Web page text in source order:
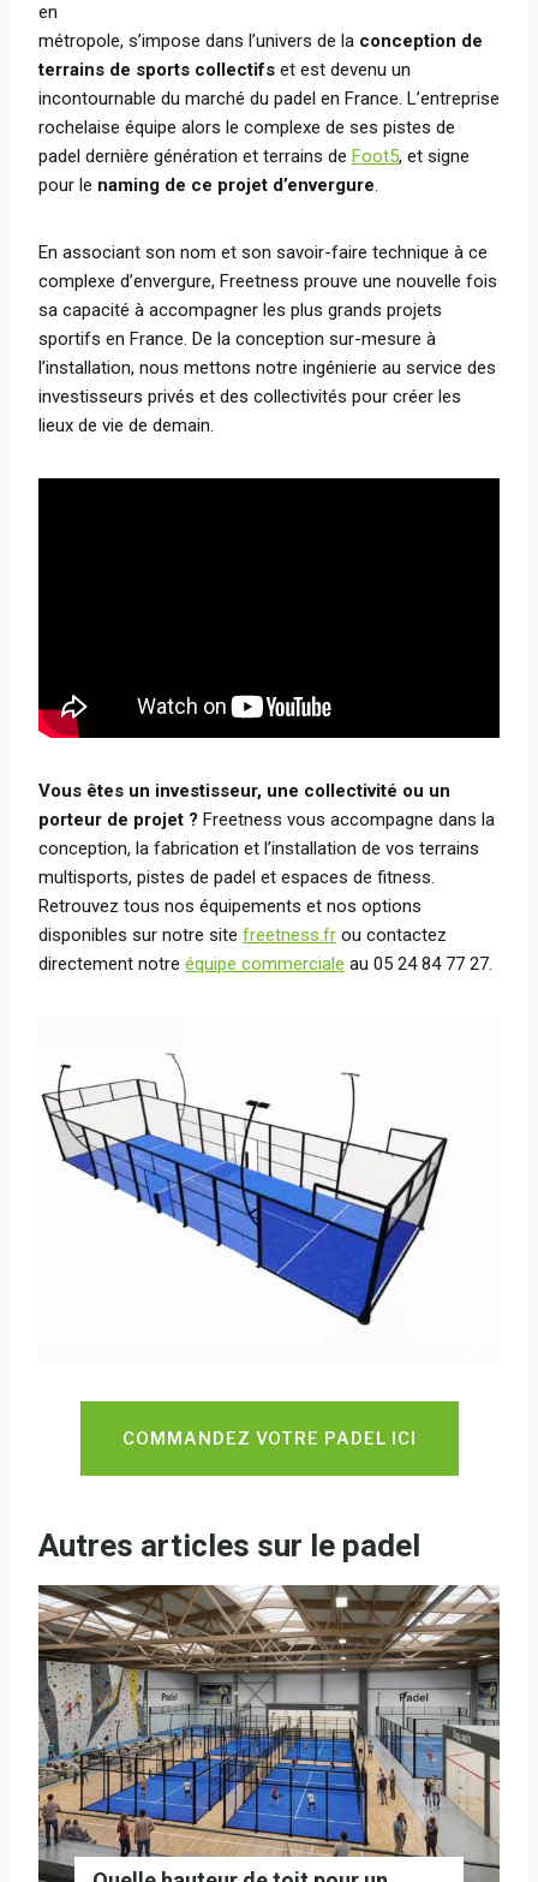
en
métropole, s’impose dans l’univers de la conception de
terrains de sports collectifs et est devenu un
incontournable du marché du padel en France. L’entreprise
rochelaise équipe alors le complexe de ses pistes de
padel dernière génération et terrains de Foot5, et signe
pour le naming de ce projet d’envergure.
En associant son nom et son savoir-faire technique à ce
complexe d’envergure, Freetness prouve une nouvelle fois
sa capacité à accompagner les plus grands projets
sportifs en France. De la conception sur-mesure à
l’installation, nous mettons notre ingénierie au service des
investisseurs privés et des collectivités pour créer les
lieux de vie de demain.
Vous êtes un investisseur, une collectivité ou un
porteur de projet ? Freetness vous accompagne dans la
conception, la fabrication et l’installation de vos terrains
multisports, pistes de padel et espaces de fitness.
Retrouvez tous nos équipements et nos options
disponibles sur notre site freetness.fr ou contactez
directement notre équipe commerciale au 05 24 84 77 27.
COMMANDEZ VOTRE PADEL ICI
Autres articles sur le padel